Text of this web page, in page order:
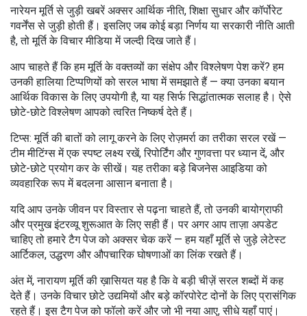
नारेयन मूर्ति से जुड़ी खबरें अक्सर आर्थिक नीति, शिक्षा सुधार और कॉर्पोरेट
गवर्नेंस से जुड़ी होती हैं। इसलिए जब कोई बड़ा निर्णय या सरकारी नीति आती
है, तो मूर्ति के विचार मीडिया में जल्दी दिख जाते हैं।
आप चाहते हैं कि हम मूर्ति के वक्तव्यों का संक्षेप और विश्लेषण पेश करें? हम
उनकी हालिया टिप्पणियों को सरल भाषा में समझाते हैं — क्या उनका बयान
आर्थिक विकास के लिए उपयोगी है, या यह सिर्फ सिद्धांतात्मक सलाह है। ऐसे
छोटे-छोटे विश्लेषण आपको त्वरित निष्कर्ष देते हैं।
टिप्स: मूर्ति की बातों को लागू करने के लिए रोज़मर्रा का तरीका सरल रखें —
टीम मीटिंग्स में एक स्पष्ट लक्ष्य रखें, रिपोर्टिंग और गुणवत्ता पर ध्यान दें, और
छोटे-छोटे प्रयोग कर के सीखें। यह तरीका बड़े बिजनेस आइडिया को
व्यवहारिक रूप में बदलना आसान बनाता है।
यदि आप उनके जीवन पर विस्तार से पढ़ना चाहते हैं, तो उनकी बायोग्राफी
और प्रमुख इंटरव्यू शुरूआत के लिए सही हैं। पर अगर आप ताज़ा अपडेट
चाहिए तो हमारे टैग पेज को अक्सर चेक करें — हम यहाँ मूर्ति से जुड़े लेटेस्ट
आर्टिकल, उद्धरण और औपचारिक घोषणाओं का लिंक रखते हैं।
अंत में, नारायण मूर्ति की ख़ासियत यह है कि वे बड़ी चीज़ें सरल शब्दों में कह
देते हैं। उनके विचार छोटे उद्यमियों और बड़े कॉरपोरेट दोनों के लिए प्रासंगिक
रहते हैं। इस टैग पेज को फॉलो करें और जो भी नया आए, सीधे यहाँ पाएं।